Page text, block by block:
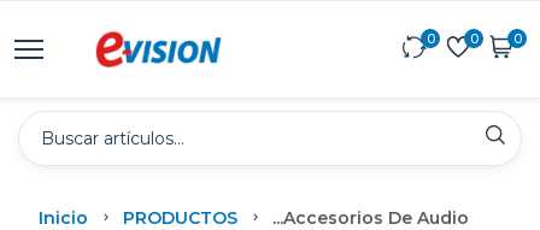
0 0 0
Inicio PRODUCTOS ...Accesorios De Audio